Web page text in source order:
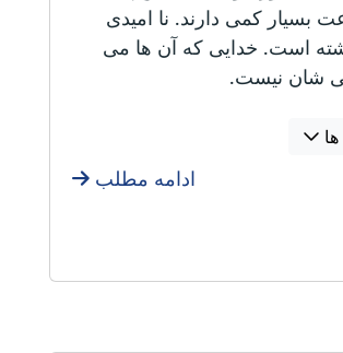
بسیار کمی دارند. نا امیدی
است. خدایی که آن ها می
شان نیست.
ادامه مطلب